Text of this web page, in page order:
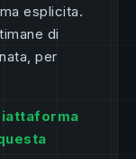
esplicita.
di
per